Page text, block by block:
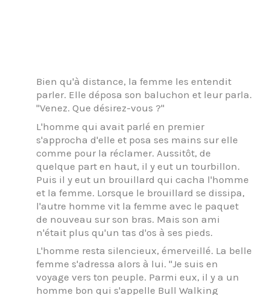
Bien qu'à distance, la femme les entendit
parler. Elle déposa son baluchon et leur parla.
"Venez. Que désirez-vous ?"
L'homme qui avait parlé en premier
s'approcha d'elle et posa ses mains sur elle
comme pour la réclamer. Aussitôt, de
quelque part en haut, il y eut un tourbillon.
Puis il y eut un brouillard qui cacha l'homme
et la femme. Lorsque le brouillard se dissipa,
l'autre homme vit la femme avec le paquet
de nouveau sur son bras. Mais son ami
n'était plus qu'un tas d'os à ses pieds.
L'homme resta silencieux, émerveillé. La belle
femme s'adressa alors à lui. "Je suis en
voyage vers ton peuple. Parmi eux, il y a un
homme bon qui s'appelle Bull Walking